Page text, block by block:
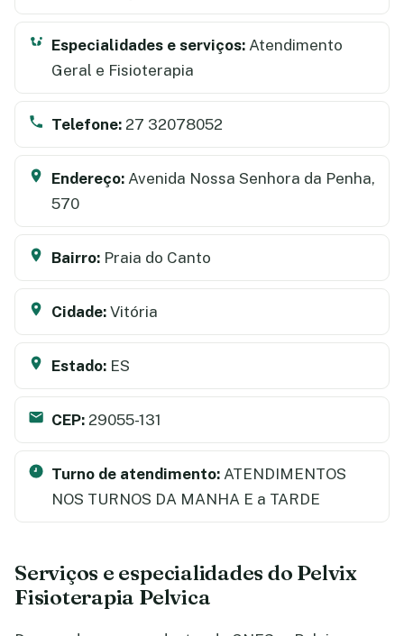
Especialidades e serviços: Atendimento
Geral e Fisioterapia
Telefone: 27 32078052
Endereço: Avenida Nossa Senhora da Penha,
570
Bairro: Praia do Canto
Cidade: Vitória
Estado: ES
CEP: 29055-131
Turno de atendimento: ATENDIMENTOS
NOS TURNOS DA MANHA E a TARDE
Serviços e especialidades do Pelvix
Fisioterapia Pelvica